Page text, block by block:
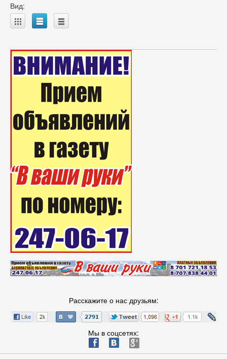
Вид:
A B C
Расскажите о нас друзьям:
Мы в соцсетях:
ä æ è